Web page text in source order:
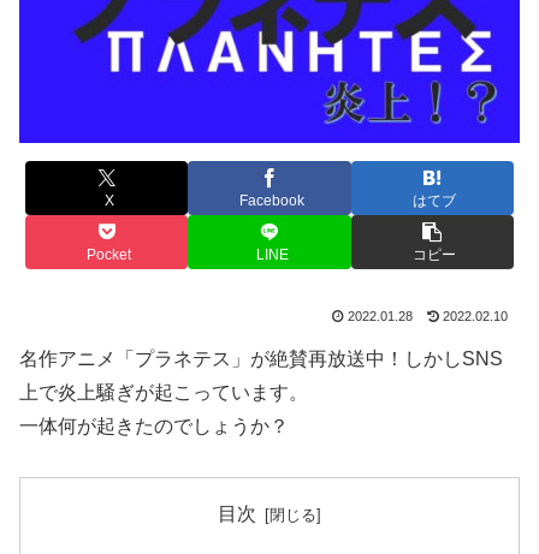
X Facebook はてブ
Pocket LINE コピー
2022.01.28 2022.02.10
名作アニメ「プラネテス」が絶賛再放送中！しかしSNS
上で炎上騒ぎが起こっています。
一体何が起きたのでしょうか？
目次